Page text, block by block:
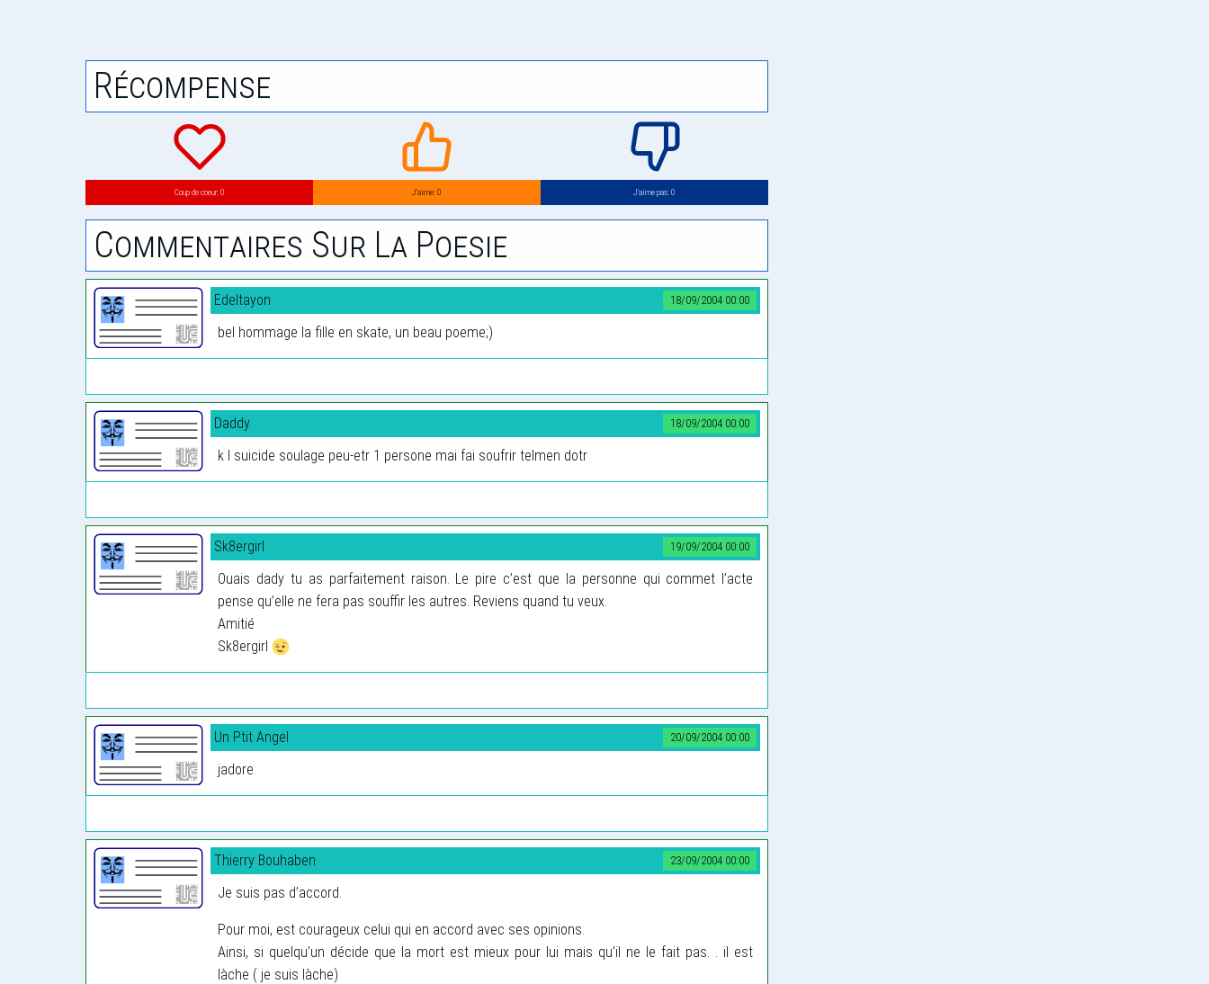
Récompense
Coup de coeur: 0 J’aime: 0 J’aime pas: 0
Commentaires Sur La Poesie
18/09/2004 00:00
Edeltayon
bel hommage la fille en skate, un beau poeme;)
18/09/2004 00:00
Daddy
k l suicide soulage peu-etr 1 persone mai fai soufrir telmen dotr
19/09/2004 00:00
Sk8ergirl
Ouais dady tu as parfaitement raison. Le pire c’est que la personne qui commet l’acte
pense qu’elle ne fera pas souffir les autres. Reviens quand tu veux.
Amitié
Sk8ergirl
20/09/2004 00:00
Un Ptit Angel
jadore
23/09/2004 00:00
Thierry Bouhaben
Je suis pas d’accord.
Pour moi, est courageux celui qui en accord avec ses opinions.
Ainsi, si quelqu’un décide que la mort est mieux pour lui mais qu’il ne le fait pas. . il est
làche ( je suis làche)